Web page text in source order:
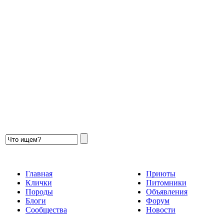
Главная
Клички
Породы
Блоги
Сообщества
Приюты
Питомники
Объявления
Форум
Новости